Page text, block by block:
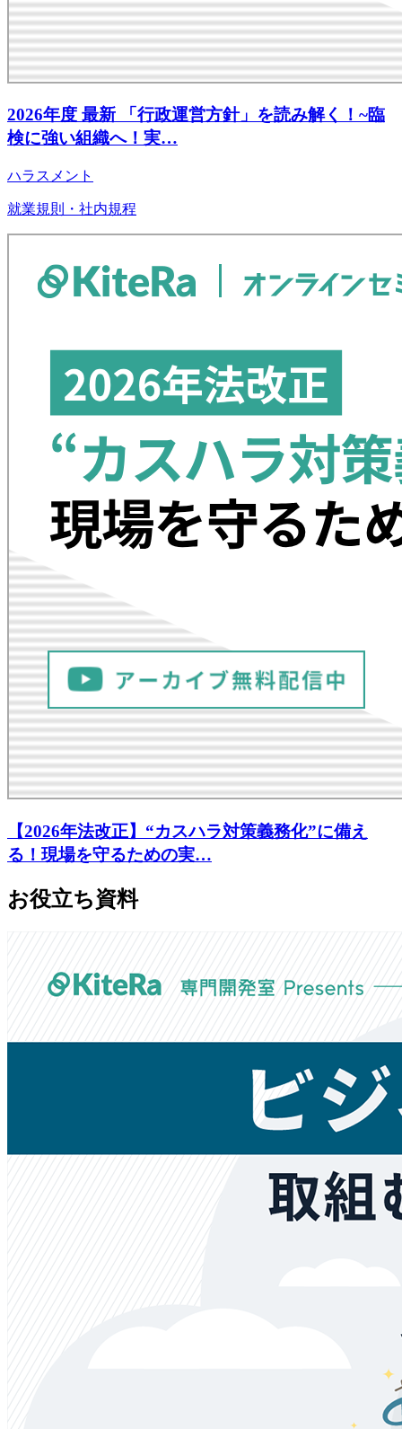
2026年度 最新 「行政運営方針」を読み解く！~臨
検に強い組織へ！実…
ハラスメント
就業規則・社内規程
【2026年法改正】“カスハラ対策義務化”に備え
る！現場を守るための実…
お役立ち資料